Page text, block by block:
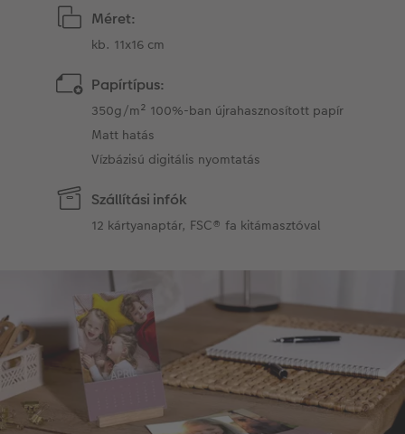
Méret:
kb. 11x16 cm
Papírtípus:
350g/m² 100%-ban újrahasznosított papír
Matt hatás
Vízbázisú digitális nyomtatás
Szállítási infók
12 kártyanaptár, FSC® fa kitámasztóval